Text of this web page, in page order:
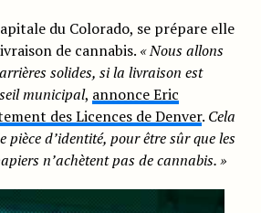
du Colorado, se prépare elle
de cannabis. « Nous allons
solides, si la livraison est
municipal, annonce Eric
des Licences de Denver. Cela
pièce d’identité, pour être sûr que les
n’achètent pas de cannabis. »